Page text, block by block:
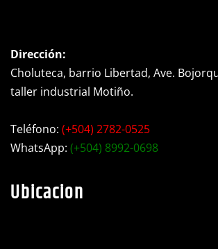
Dirección:
Choluteca, barrio Libertad, Ave.
taller industrial Motiño.
Teléfono: (+504) 2782-0525
WhatsApp: (+504) 8992-0698
Ubicacion